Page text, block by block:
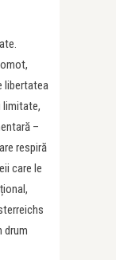
libertatea
limitate,
–
respiră
care le
drum